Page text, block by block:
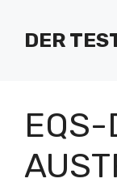
Inhalt
springen
DER
EQS-